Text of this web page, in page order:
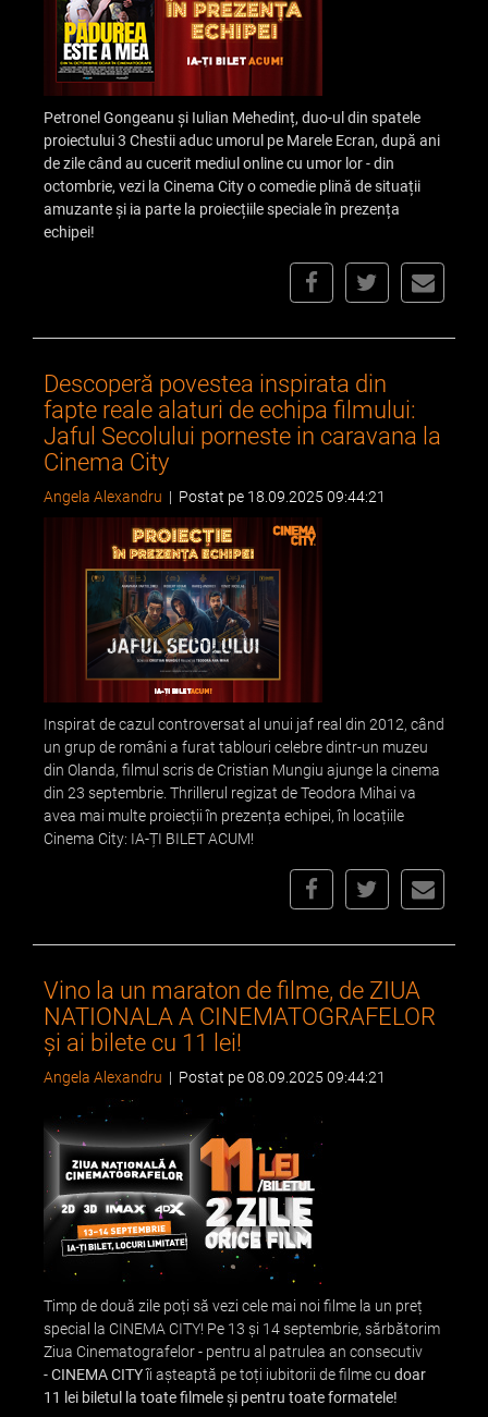
Petronel Gongeanu și Iulian Mehedinț, duo-ul din spatele
proiectului 3 Chestii aduc umorul pe Marele Ecran, după ani
de zile când au cucerit mediul online cu umor lor - din
octombrie, vezi la Cinema City o comedie plină de situații
amuzante și ia parte la proiecțiile speciale în prezența
echipei!
Descoperă povestea inspirata din
fapte reale alaturi de echipa filmului:
Jaful Secolului porneste in caravana la
Cinema City
Angela Alexandru | Postat pe 18.09.2025 09:44:21
Inspirat de cazul controversat al unui jaf real din 2012, când
un grup de români a furat tablouri celebre dintr-un muzeu
din Olanda, filmul scris de Cristian Mungiu ajunge la cinema
din 23 septembrie. Thrillerul regizat de Teodora Mihai va
avea mai multe proiecții în prezența echipei, în locațiile
Cinema City: IA-ȚI BILET ACUM!
Vino la un maraton de filme, de ZIUA
NATIONALA A CINEMATOGRAFELOR
și ai bilete cu 11 lei!
Angela Alexandru | Postat pe 08.09.2025 09:44:21
Timp de două zile poți să vezi cele mai noi filme la un preț
special la CINEMA CITY! Pe 13 și 14 septembrie, sărbătorim
Ziua Cinematografelor - pentru al patrulea an consecutiv
-CINEMA CITYîi așteaptă pe toți iubitorii de filme cu doar
11 lei biletul la toate filmele și pentru toate formatele!